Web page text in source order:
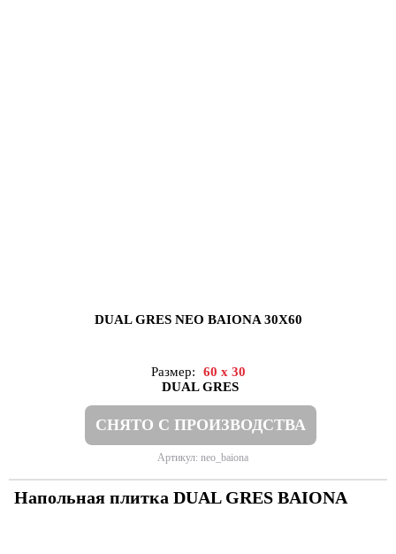
DUAL GRES NEO BAIONA 30X60
Размер:
60 x 30
DUAL GRES
СНЯТО С ПРОИЗВОДСТВА
Артикул: neo_baiona
Напольная плитка DUAL GRES BAIONA